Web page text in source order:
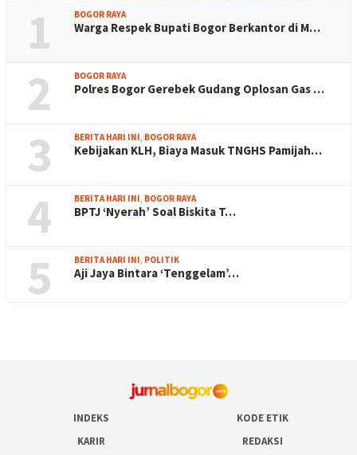
1 BOGOR RAYA
Warga Respek Bupati Bogor Berkantor di M…
2 BOGOR RAYA
Polres Bogor Gerebek Gudang Oplosan Gas …
3 BERITA HARI INI, BOGOR RAYA
Kebijakan KLH, Biaya Masuk TNGHS Pamijah…
4 BERITA HARI INI, BOGOR RAYA
BPTJ ‘Nyerah’ Soal Biskita T…
5 BERITA HARI INI, POLITIK
Aji Jaya Bintara ‘Tenggelam’…
INDEKS
KODE ETIK
KARIR
REDAKSI